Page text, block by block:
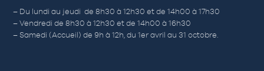
– Du lundi au jeudi de 8h30 à 12h30 et de 14h00 à 17h30
– Vendredi de 8h30 à 12h30 et de 14h00 à 16h30
– Samedi (Accueil) de 9h à 12h, du 1er avril au 31 octobre.